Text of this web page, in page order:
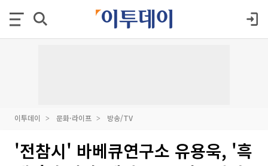
이투데이 문화·라이프 방송/TV
'전참시' 바베큐연구소 유용욱, '흑